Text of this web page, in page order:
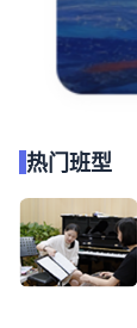
热门班型